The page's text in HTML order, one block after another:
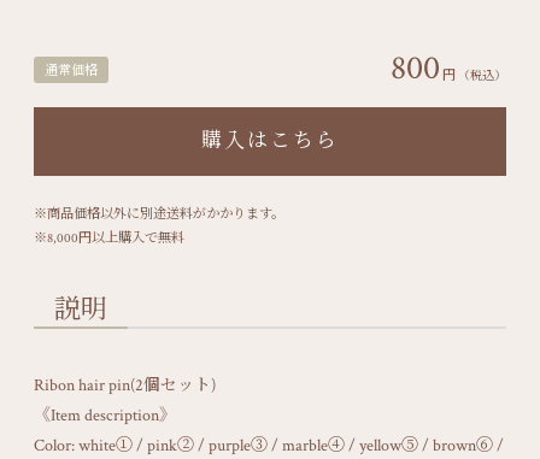
通常価格 800 円 （税込）
購入はこちら
※商品価格以外に別途送料がかかります。
※8,000円以上購入で無料
説明
Ribon hair pin(2個セット)
《Item description》
Color: white① / pink② / purple③ / marble④ / yellow⑤ / brown⑥ /